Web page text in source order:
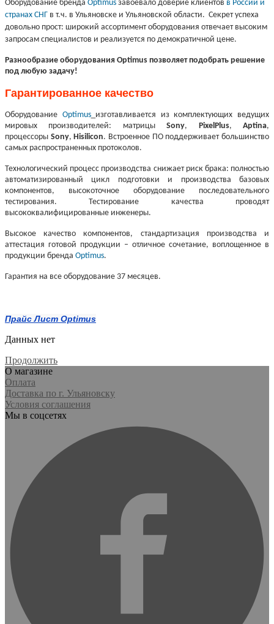
Оборудование бренда Optimus завоевало доверие клиентов в России и
странах СНГ в т.ч. в Ульяновске и Ульяновской области. Секрет успеха
довольно прост: широкий ассортимент оборудования отвечает высоким
запросам специалистов и реализуется по демократичной цене.
Разнообразие оборудования Optimus позволяет подобрать решение
под любую задачу!
Гарантированное качество
Оборудование Optimus изготавливается из комплектующих ведущих
мировых производителей: матрицыSony, PixelPlus,Aptina,
процессоры Sony,Hisilicon. Встроенное ПО поддерживает большинство
самых распространенных протоколов.
Технологический процесс производства снижает риск брака: полностью
автоматизированный цикл подготовки и производства базовых
компонентов, высокоточное оборудование последовательного
тестирования. Тестирование качества проводят
высококвалифицированные инженеры.
Высокое качество компонентов, стандартизация производства и
аттестация готовой продукции – отличное сочетание, воплощенное в
продукции бренда Optimus.
Гарантия на все оборудование 37 месяцев.
Прайс Лист Optimus
Данных нет
Продолжить
О магазине
Оплата
Доставка по г. Ульяновску
Условия соглашения
Мы в соцсетях